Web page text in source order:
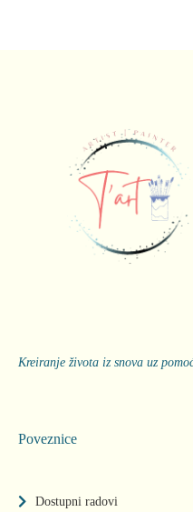
Kreiranje života iz snova uz
Poveznice
Dostupni radovi